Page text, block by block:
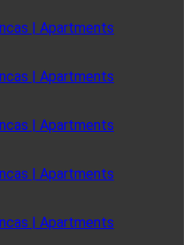
| Apartments
| Apartments
| Apartments
| Apartments
| Apartments